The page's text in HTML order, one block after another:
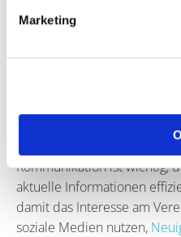
Marketing
Kommunikation
Mitglieder an deinen Verein
.
Kommunikation ist wichtig,
aktuelle Informationen
damit das Interesse am
soziale Medien nutzen,